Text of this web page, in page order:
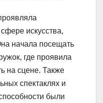
искусства,
начала посещать
где проявила
на сцене. Также
спектаклях и
были